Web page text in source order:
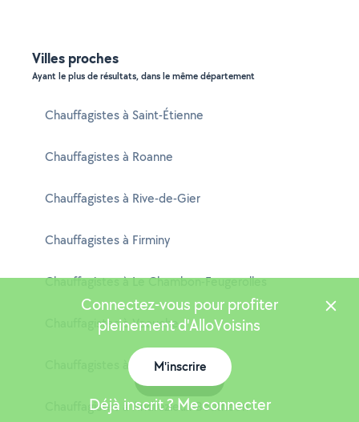
Villes proches
Ayant le plus de résultats, dans le même département
Chauffagistes à Saint-Étienne
Chauffagistes à Roanne
Chauffagistes à Rive-de-Gier
Chauffagistes à Firminy
Chauffagistes à Le Chambon-Feugerolles
Chauffagistes à Veauche
Chauffagistes à Feurs
Chauffagistes à Andrézieux-Bouthéon
Connectez-vous pour profiter
pleinement d'AlloVoisins
M'inscrire
Déjà inscrit ? Me connecter